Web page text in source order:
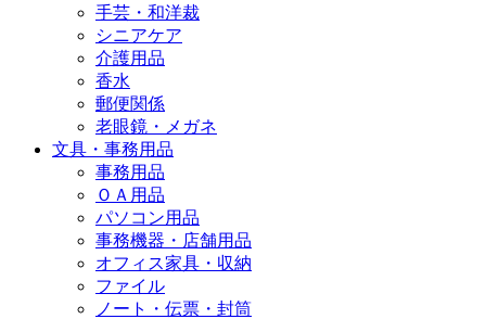
手芸・和洋裁
シニアケア
介護用品
香水
郵便関係
老眼鏡・メガネ
文具・事務用品
事務用品
ＯＡ用品
パソコン用品
事務機器・店舗用品
オフィス家具・収納
ファイル
ノート・伝票・封筒